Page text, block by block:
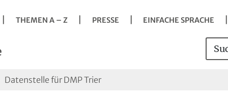
THEMEN A – Z PRESSE EINFACHE SPRACHE
Datenstelle für DMP Trier